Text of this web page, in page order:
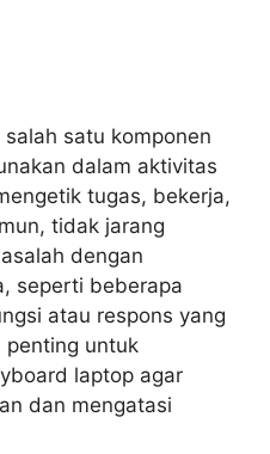
satu komponen
dalam aktivitas
tugas, bekerja,
tidak jarang
dengan
seperti beberapa
atau respons yang
penting untuk
laptop agar
dan mengatasi